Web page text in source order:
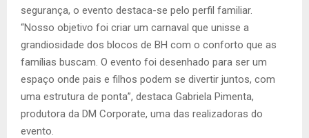
segurança, o evento destaca-se pelo perfil familiar.
“Nosso objetivo foi criar um carnaval que unisse a
grandiosidade dos blocos de BH com o conforto que as
famílias buscam. O evento foi desenhado para ser um
espaço onde pais e filhos podem se divertir juntos, com
uma estrutura de ponta”, destaca Gabriela Pimenta,
produtora da DM Corporate, uma das realizadoras do
evento.